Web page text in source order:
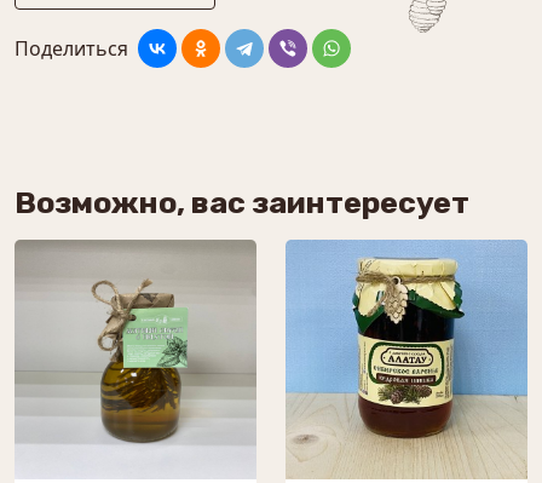
Поделиться
Возможно, вас заинтересует